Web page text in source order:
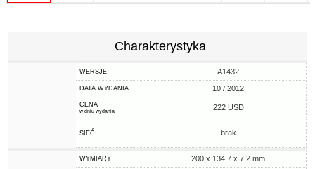
Charakterystyka
WERSJE A1432
DATA WYDANIA 10 / 2012
CENA
w dniu wydania 222 USD
SIEĆ brak
WYMIARY 200 x 134.7 x 7.2 mm